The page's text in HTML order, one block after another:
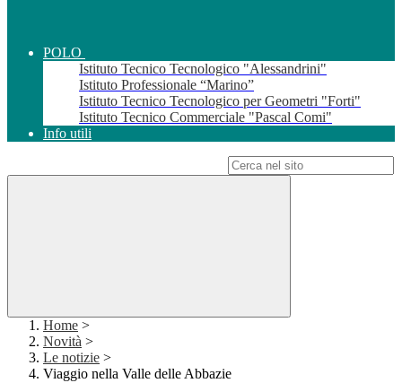
POLO
Istituto Tecnico Tecnologico "Alessandrini"
Istituto Professionale “Marino”
Istituto Tecnico Tecnologico per Geometri "Forti"
Istituto Tecnico Commerciale "Pascal Comi"
Info utili
Home >
Novità >
Le notizie >
Viaggio nella Valle delle Abbazie